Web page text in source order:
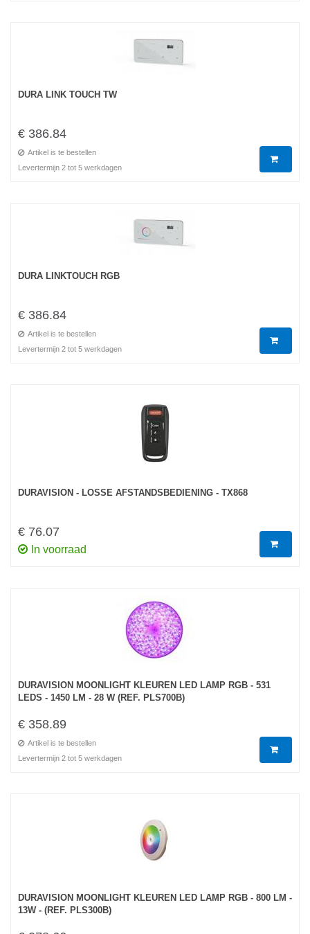
DURA LINK TOUCH TW
€ 386.84
Artikel is te bestellen
Levertermijn 2 tot 5 werkdagen
DURA LINKTOUCH RGB
€ 386.84
Artikel is te bestellen
Levertermijn 2 tot 5 werkdagen
DURAVISION - LOSSE AFSTANDSBEDIENING - TX868
€ 76.07
In voorraad
DURAVISION MOONLIGHT KLEUREN LED LAMP RGB - 531
LEDS - 1450 LM - 28 W (REF. PLS700B)
€ 358.89
Artikel is te bestellen
Levertermijn 2 tot 5 werkdagen
DURAVISION MOONLIGHT KLEUREN LED LAMP RGB - 800 LM -
13W - (REF. PLS300B)